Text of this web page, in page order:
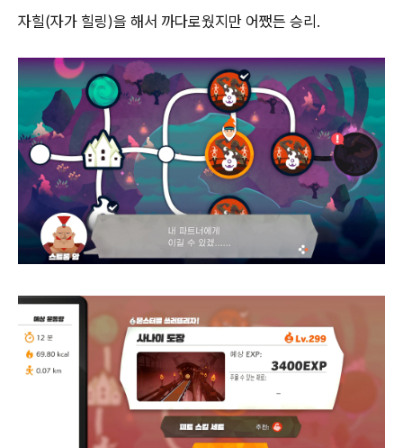
자힐(자가 힐링)을 해서 까다로웠지만 어쨌든 승리.